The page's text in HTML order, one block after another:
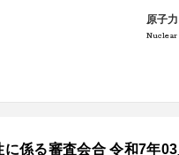
原子
Nuclear
係る審査会合 令和7年